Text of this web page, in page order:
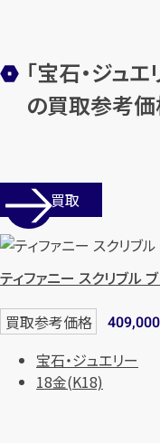
最短1分！
まずは
「宝石・ジュエ
の買取参考
店舗買取
ティファニー スクリブル
買取参考価格 409,000
宝石・ジュエリー
18金(K18)